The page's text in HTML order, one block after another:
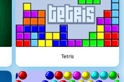
Tetris